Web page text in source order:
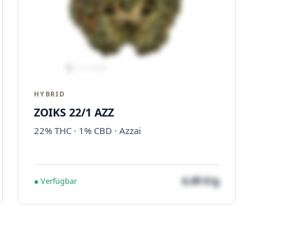
HYBRID
ZOIKS 22/1 AZZ
22% THC · 1% CBD · Azzai
● Verfügbar 4,49 €/g